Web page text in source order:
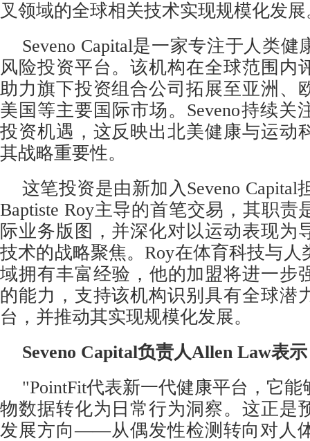
叉领域的全球相关技术实现规模化发展
Seveno Capital是一家专注于人类
风险投资平台。该机构在全球范围内
助力旗下投资组合公司拓展至亚洲、
美国等主要国际市场。Seveno持续关
投资机遇，这反映出北美健康与运动
其战略重要性。
这笔投资是由新加入Seveno Capital
Baptiste Roy主导的首笔交易，其职责
际业务版图，并深化对以运动表现为
技术的战略聚焦。Roy在体育科技与人
域拥有丰富经验，他的加盟将进一步
的能力，支持该机构识别具有全球潜
台，并推动其实现规模化发展。
Seveno Capital负责人Allen Law表
"PointFit代表新一代健康平台，它
物数据转化为日常行为洞察。这正是
发展方向——从偶发性检测转向对人